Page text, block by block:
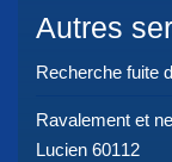
Autres
Recherche fuite
Ravalement et
Lucien 60112